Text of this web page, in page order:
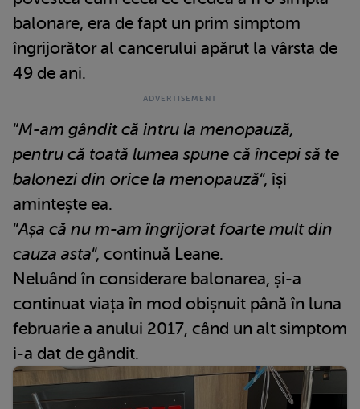
balonare, era de fapt un prim simptom
îngrijorător al cancerului apărut la vârsta de
49 de ani.
“M-am gândit că intru la menopauză,
pentru că toată lumea spune că începi să te
balonezi din orice la menopauză“, își
amintește ea.
“Așa că nu m-am îngrijorat foarte mult din
cauza asta“, continuă Leane.
Neluând în considerare balonarea, și-a
continuat viața în mod obișnuit până în luna
februarie a anului 2017, când un alt simptom
i-a dat de gândit.